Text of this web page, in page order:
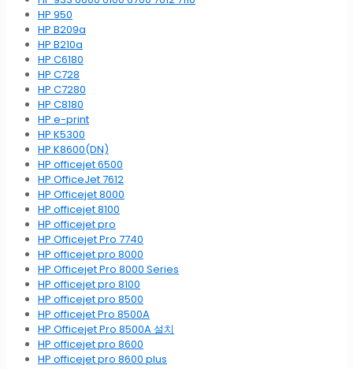
HP 950
HP B209a
HP B210a
HP C6180
HP C728
HP C7280
HP C8180
HP e-print
HP K5300
HP K8600(DN)
HP officejet 6500
HP OfficeJet 7612
HP Officejet 8000
HP officejet 8100
HP officejet pro
HP Officejet Pro 7740
HP officejet pro 8000
HP Officejet Pro 8000 Series
HP officejet pro 8100
HP officejet pro 8500
HP officejet Pro 8500A
HP Officejet Pro 8500A 설치
HP officejet pro 8600
HP officejet pro 8600 plus